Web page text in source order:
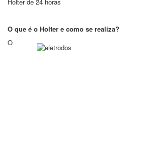
O que é o Holter e como se realiza?
O